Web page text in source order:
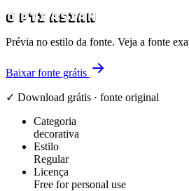
O PTI Asian
Prévia no estilo da fonte. Veja a fonte
Baixar fonte grátis
✓ Download grátis · fonte original
Categoria
decorativa
Estilo
Regular
Licença
Free for personal use